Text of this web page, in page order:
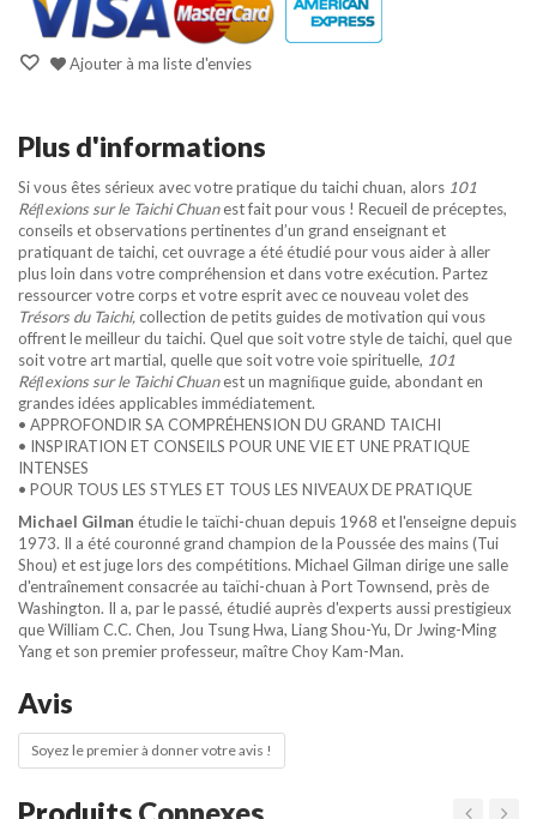
Ajouter à ma liste d'envies
Plus d'informations
Si vous êtes sérieux avec votre pratique du taichi chuan, alors 101
Réﬂexions sur le Taichi Chuanest fait pour vous ! Recueil de préceptes,
conseils et observations pertinentes d’un grand enseignant et
pratiquant de taichi, cet ouvrage a été étudié pour vous aider à aller
plus loin dans votre compréhension et dans votre exécution. Partez
ressourcer votre corps et votre esprit avec ce nouveau volet des
Trésors du Taichi, collection de petits guides de motivation qui vous
offrent le meilleur du taichi. Quel que soit votre style de taichi, quel que
soit votre art martial, quelle que soit votre voie spirituelle, 101
Réﬂexions sur le Taichi Chuanest un magniﬁque guide, abondant en
grandes idées applicables immédiatement.
• APPROFONDIR SA COMPRÉHENSION DU GRAND TAICHI
• INSPIRATION ET CONSEILS POUR UNE VIE ET UNE PRATIQUE
INTENSES
• POUR TOUS LES STYLES ET TOUS LES NIVEAUX DE PRATIQUE
Michael Gilman étudie le taïchi-chuan depuis 1968 et l'enseigne depuis
1973. Il a été couronné grand champion de la Poussée des mains (Tui
Shou) et est juge lors des compétitions. Michael Gilman dirige une salle
d'entraînement consacrée au taïchi-chuan à Port Townsend, près de
Washington. Il a, par le passé, étudié auprès d'experts aussi prestigieux
que William C.C. Chen, Jou Tsung Hwa, Liang Shou-Yu, Dr Jwing-Ming
Yang et son premier professeur, maître Choy Kam-Man.
Avis
Soyez le premier à donner votre avis !